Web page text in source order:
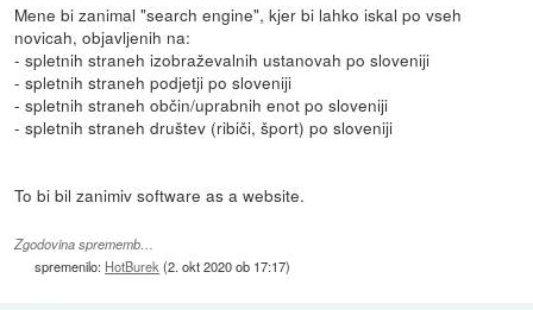
Mene bi zanimal "search engine", kjer bi lahko iskal po vseh
novicah, objavljenih na:
- spletnih straneh izobraževalnih ustanovah po sloveniji
- spletnih straneh podjetji po sloveniji
- spletnih straneh občin/uprabnih enot po sloveniji
- spletnih straneh društev (ribiči, šport) po sloveniji
To bi bil zanimiv software as a website.
Zgodovina sprememb…
spremenilo: HotBurek (2. okt 2020 ob 17:17)